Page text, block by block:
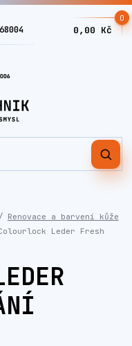
0
0,00 Kč
Renovace a barvení kůže
Leder Fresh